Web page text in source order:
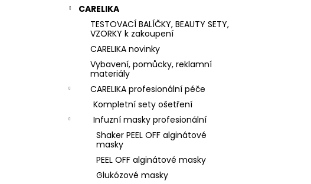
CARELIKA
TESTOVACÍ BALÍČKY, BEAUTY SETY,
VZORKY k zakoupení
CARELIKA novinky
Vybavení, pomůcky, reklamní
materiály
CARELIKA profesionální péče
Kompletní sety ošetření
Infuzní masky profesionální
Shaker PEEL OFF alginátové
masky
PEEL OFF alginátové masky
Glukózové masky